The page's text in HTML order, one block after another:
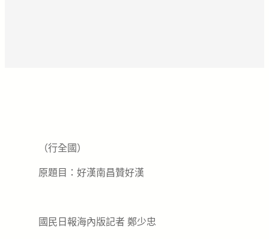
（行全國）
原題目：好漢南昌贊好漢
國民日報海內版記者 鄭少忠